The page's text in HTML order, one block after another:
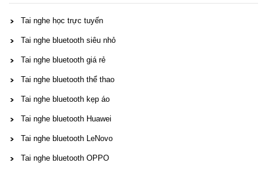
Tai nghe học trực tuyến
Tai nghe bluetooth siêu nhỏ
Tai nghe bluetooth giá rẻ
Tai nghe bluetooth thể thao
Tai nghe bluetooth kẹp áo
Tai nghe bluetooth Huawei
Tai nghe bluetooth LeNovo
Tai nghe bluetooth OPPO